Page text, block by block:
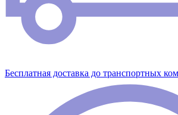
Бесплатная доставка до транспортных